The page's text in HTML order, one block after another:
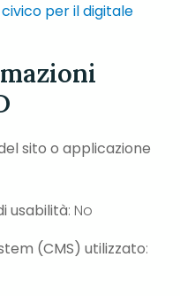
per il digitale
sito o applicazione
usabilità: No
(CMS) utilizzato: